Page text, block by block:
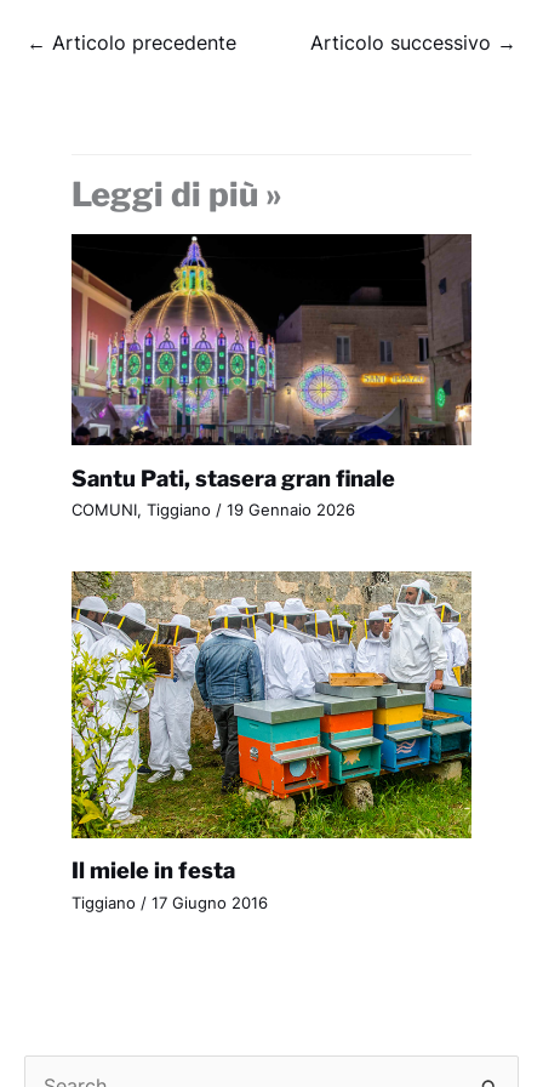
← Articolo precedente Articolo successivo →
Leggi di più »
Santu Pati, stasera gran finale
COMUNI, Tiggiano / 19 Gennaio 2026
Il miele in festa
Tiggiano / 17 Giugno 2016